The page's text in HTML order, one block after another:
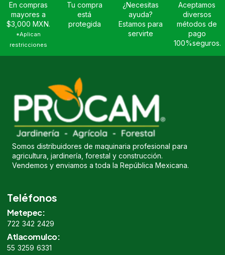
En compras
mayores a
$3,000 MXN.
*Aplican
restricciones
Tu compra
está
protegida
¿Necesitas
ayuda?
Estamos para
servirte
Aceptamos
diversos
métodos de
pago
100%seguros.
Somos distribuidores de maquinaria profesional para
agricultura, jardinería, forestal y construcción.
Vendemos y enviamos a toda la República Mexicana.
Teléfonos
Metepec:
722 342 2429
Atlacomulco:
55 3259 6331